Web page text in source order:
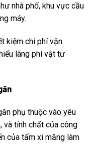
nhà phố, khu vực cầu
máy.
kiệm chi phí vận
lãng phí vật tư
phụ thuộc vào yêu
và tính chất của công
của tấm xi măng làm